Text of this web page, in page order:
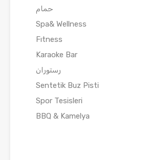
حمام
Spa& Wellness
Fıtness
Karaoke Bar
رستوران
Sentetik Buz Pisti
Spor Tesisleri
BBQ & Kamelya